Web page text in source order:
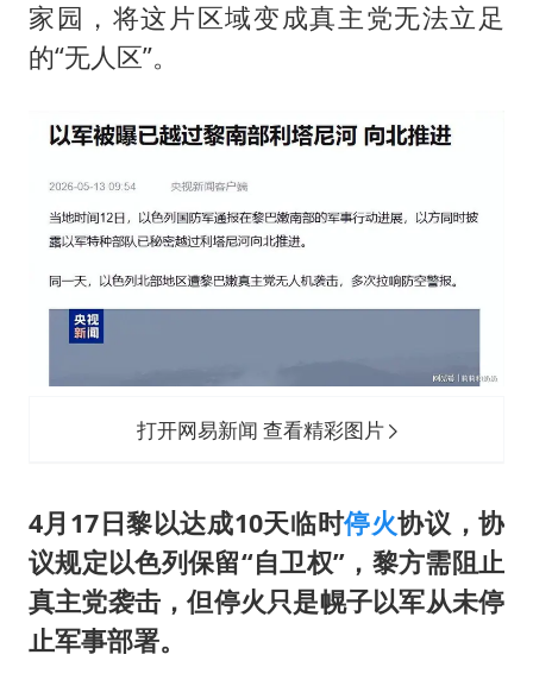
家园，将这片区域变成真主党无法立足
的“无人区”。
打开网易新闻 查看精彩图片
4月17日黎以达成10天临时停火协议，协
议规定以色列保留“自卫权”，黎方需阻止
真主党袭击，但停火只是幌子以军从未停
止军事部署。